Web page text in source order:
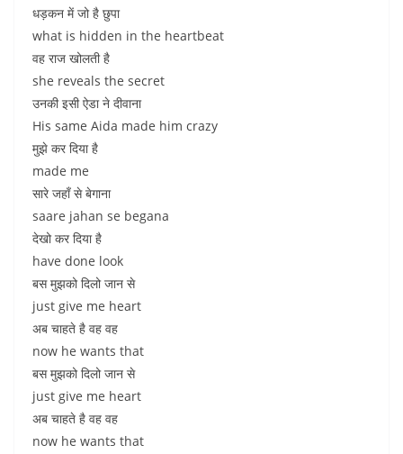
धड़कन में जो है छुपा
what is hidden in the heartbeat
वह राज खोलती है
she reveals the secret
उनकी इसी ऐडा ने दीवाना
His same Aida made him crazy
मुझे कर दिया है
made me
सारे जहाँ से बेगाना
saare jahan se begana
देखो कर दिया है
have done look
बस मुझको दिलो जान से
just give me heart
अब चाहते है वह वह
now he wants that
बस मुझको दिलो जान से
just give me heart
अब चाहते है वह वह
now he wants that